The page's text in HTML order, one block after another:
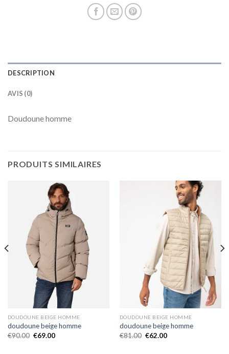
DESCRIPTION
AVIS (0)
Doudoune homme
PRODUITS SIMILAIRES
DOUDOUNE BEIGE HOMME
doudoune beige homme
€90.00 €69.00
DOUDOUNE BEIGE HOMME
doudoune beige homme
€81.00 €62.00